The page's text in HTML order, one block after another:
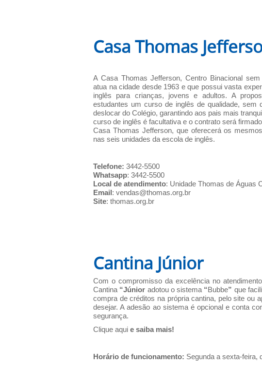
Casa Thomas
A Casa Thomas Jefferson, Centro Binacional
atua na cidade desde 1963 e que possui vasta
inglês para crianças, jovens e adultos. A
estudantes um curso de inglês de qualidade, sem
deslocar do Colégio, garantindo aos pais mais
curso de inglês é facultativa e o contrato será
Casa Thomas Jefferson, que oferecerá os
nas seis unidades da escola de inglês.
Telefone: 3442-5500
Whatsapp: 3442-5500
Local de atendimento: Unidade Thomas de Águas
Email: vendas@thomas.org.br
Site: thomas.org.br
Cantina Júnior
Com o compromisso da excelência no
Cantina “Júnior adotou o sistema “Bubbe” que
compra de créditos na própria cantina, pelo site ou
desejar. A adesão ao sistema é opcional e conta
segurança.
Clique aqui e saiba mais!
Horário de funcionamento: Segunda a sexta-feira,